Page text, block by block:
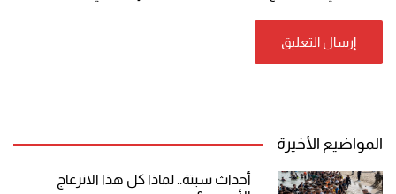
المواضيع الأخيرة
أحداث سبتة.. لماذا كل هذا الانزعاج